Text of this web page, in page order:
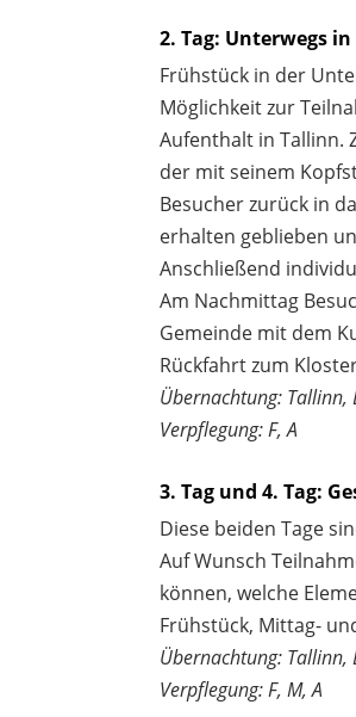
2. Tag: Unterwegs
Frühstück in der
Möglichkeit zur
Aufenthalt in Tallinn.
der mit seinem
Besucher zurück in
erhalten geblieben
Anschließend
Am Nachmittag
Gemeinde mit dem
Rückfahrt zum
Übernachtung:
Verpflegung: F, A
3. Tag und 4. Tag:
Diese beiden Tage
Auf Wunsch
können, welche
Frühstück, Mittag-
Übernachtung:
Verpflegung: F, M, A